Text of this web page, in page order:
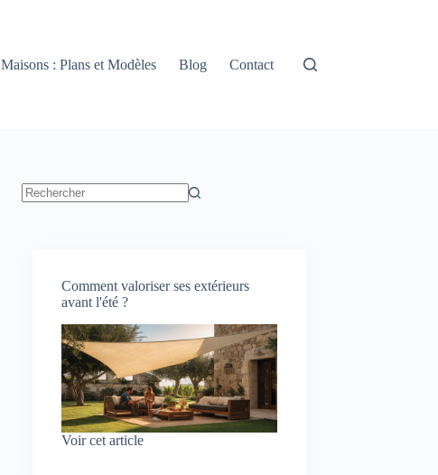
Maisons : Plans et Modèles Blog Contact
Comment valoriser ses extérieurs
avant l'été ?
Voir cet article